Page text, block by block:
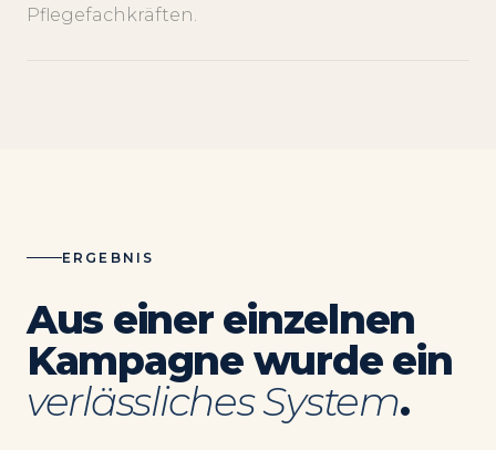
Pflegefachkräften.
ERGEBNIS
Aus einer einzelnen
Kampagne wurde ein
verlässliches System.